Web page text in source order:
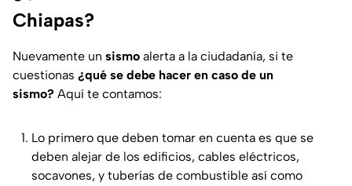
Chiapas?
Nuevamente un sismo alerta a la ciudadanía, si te
cuestionas ¿qué se debe hacer en caso de un
sismo? Aquí te contamos:
Lo primero que deben tomar en cuenta es que se
deben alejar de los edificios, cables eléctricos,
socavones, y tuberías de combustible así como